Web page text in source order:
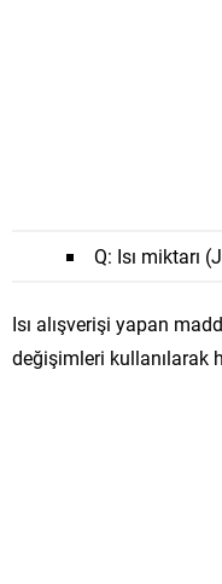
Q: Isı miktarı
Isı alışverişi yapan
değişimleri kullanılarak